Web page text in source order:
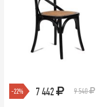
-22% 7 442 9 540